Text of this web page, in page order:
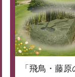
「飛鳥・藤